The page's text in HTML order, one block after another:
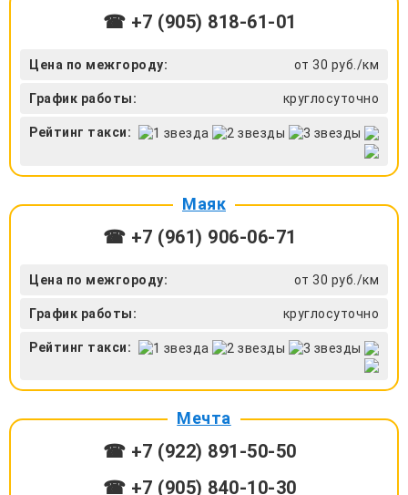
☎ +7 (905) 818-61-01
Цена по межгороду: от 30 руб./км
График работы: круглосуточно
Рейтинг такси:
Маяк
☎ +7 (961) 906-06-71
Цена по межгороду: от 30 руб./км
График работы: круглосуточно
Рейтинг такси:
Мечта
☎ +7 (922) 891-50-50
☎ +7 (905) 840-10-30